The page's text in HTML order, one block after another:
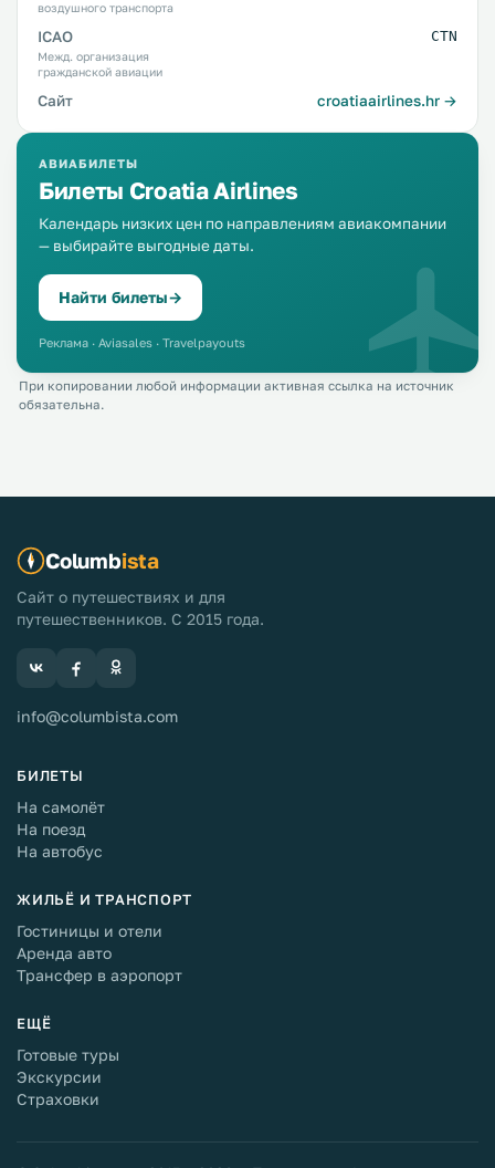
воздушного транспорта
ICAO
Межд. организация
гражданской авиации
CTN
Сайт croatiaairlines.hr →
АВИАБИЛЕТЫ
Билеты Croatia Airlines
Календарь низких цен по направлениям авиакомпании
— выбирайте выгодные даты.
Найти билеты→
Реклама · Aviasales · Travelpayouts
При копировании любой информации активная ссылка на источник
обязательна.
Columbista
Сайт о путешествиях и для
путешественников. С 2015 года.
info@columbista.com
БИЛЕТЫ
На самолёт
На поезд
На автобус
ЖИЛЬЁ И ТРАНСПОРТ
Гостиницы и отели
Аренда авто
Трансфер в аэропорт
ЕЩЁ
Готовые туры
Экскурсии
Страховки